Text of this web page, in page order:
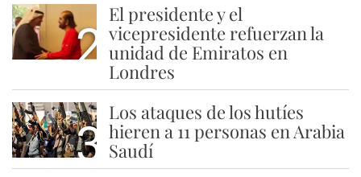
2
El presidente y el
vicepresidente refuerzan la
unidad de Emiratos en
Londres
3
Los ataques de los hutíes
hieren a 11 personas en Arabia
Saudí